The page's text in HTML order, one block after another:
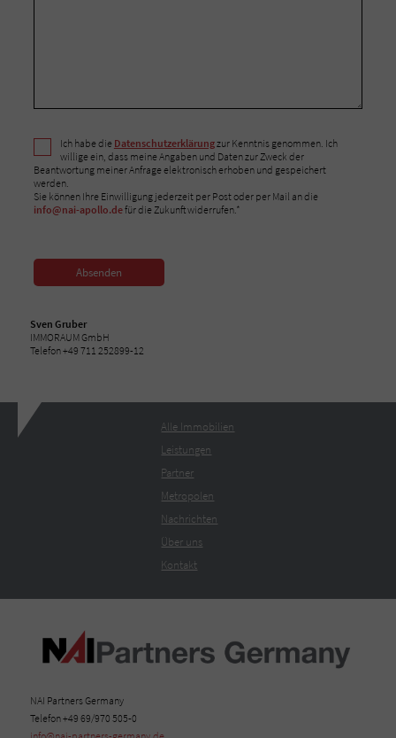
Ich habe die Datenschutzerklärungzur Kenntnis genommen. Ich
willige ein, dass meine Angaben und Daten zur Zweck der
Beantwortung meiner Anfrage elektronisch erhoben und gespeichert
werden.
Sie können Ihre Einwilligung jederzeit per Post oder per Mail an die
info@nai-apollo.defür die Zukunft widerrufen.*
Absenden
Sven Gruber
IMMORAUM GmbH
Telefon +49 711 252899-12
Alle Immobilien
Leistungen
Partner
Metropolen
Nachrichten
Über uns
Kontakt
NAI Partners Germany
Telefon +49 69/970 505-0